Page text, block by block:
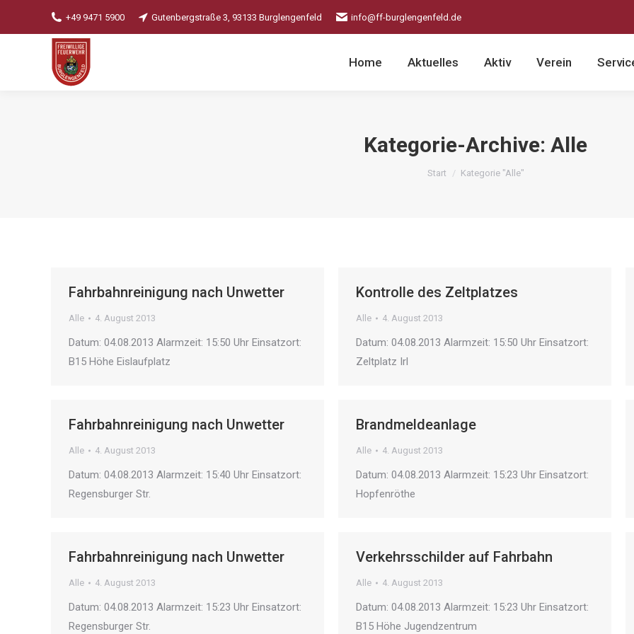
+49 9471 5900 Gutenbergstraße 3, 93133 Burglengenfeld info@ff-burglengenfeld.de
Home Aktuelles Aktiv Verein
Kategorie-Archive: Alle
Sie befinden sich hier:
Start Kategorie "Alle"
Fahrbahnreinigung nach Unwetter
Alle 4. August 2013
Datum: 04.08.2013 Alarmzeit: 15:50 Uhr Einsatzort:
B15 Höhe Eislaufplatz
Kontrolle des Zeltplatzes
Alle 4. August 2013
Datum: 04.08.2013 Alarmzeit: 15:50 Uhr Einsatzort:
Zeltplatz Irl
Fahrbahnreinigung nach Unwetter
Alle 4. August 2013
Datum: 04.08.2013 Alarmzeit: 15:40 Uhr Einsatzort:
Regensburger Str.
Brandmeldeanlage
Alle 4. August 2013
Datum: 04.08.2013 Alarmzeit: 15:23 Uhr Einsatzort:
Hopfenröthe
Fahrbahnreinigung nach Unwetter
Alle 4. August 2013
Datum: 04.08.2013 Alarmzeit: 15:23 Uhr Einsatzort:
Regensburger Str.
Verkehrsschilder auf Fahrbahn
Alle 4. August 2013
Datum: 04.08.2013 Alarmzeit: 15:23 Uhr Einsatzort:
B15 Höhe Jugendzentrum